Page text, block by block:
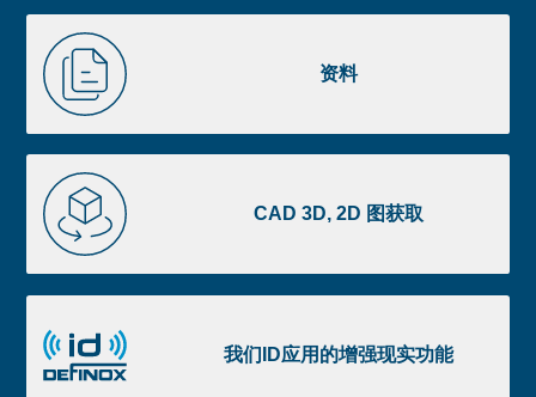
footer
image
footer
资料
料
CAD 3D, 2D 图获取
CAD
3D,
2D
图
取
我们ID应用的增强现实功能
们
ID